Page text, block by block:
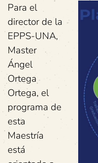
Para el
director de la
EPPS-UNA,
Master
Ángel
Ortega
Ortega, el
programa de
esta
Maestría
está